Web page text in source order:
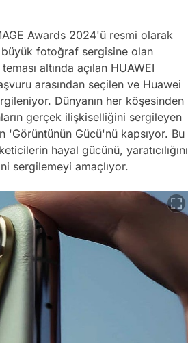
Awards 2024'ü resmi olarak
büyük fotoğraf sergisine olan
altında açılan HUAWEI
arasından seçilen ve Huawei
Dünyanın her köşesinden
gerçek ilişkiselliğini sergileyen
'Görüntünün Gücü'nü kapsıyor. Bu
hayal gücünü, yaratıcılığını
sergilemeyi amaçlıyor.